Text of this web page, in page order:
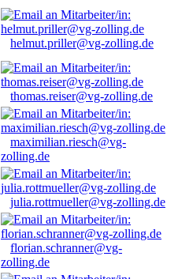
helmut.priller@vg-zolling.de
thomas.reiser@vg-zolling.de
maximilian.riesch@vg-
zolling.de
julia.rottmueller@vg-zolling.de
florian.schranner@vg-
zolling.de